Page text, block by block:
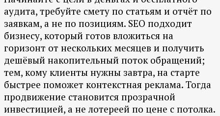
аудита, требуйте смету по статьям и отчёт по
заявкам, а не по позициям. SEO подходит
бизнесу, который готов вложиться на
горизонт от нескольких месяцев и получить
дешёвый накопительный поток обращений;
тем, кому клиенты нужны завтра, на старте
быстрее поможет контекстная реклама. Тогда
продвижение становится прозрачной
инвестицией, а не лотереей по цене с потолка.